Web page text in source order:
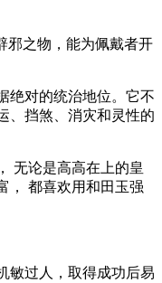
邪之物，能为佩戴者开
绝对的统治地位。它不
、挡煞、消灾和灵性的
无论是高高在上的皇
， 都喜欢用和田玉强
敏过人，取得成功后易